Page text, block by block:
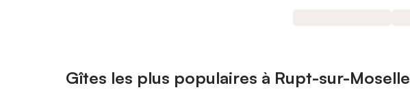
Gîtes les plus populaires à Rupt-sur-Moselle